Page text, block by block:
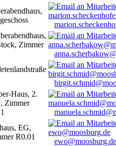
Zimmer
Haus, 2.
Zimmer
EG,
R0.01
ewo@moosburg.de